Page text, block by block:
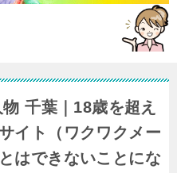
千葉｜18歳を超え
イト（ワクワクメー
はできないことにな